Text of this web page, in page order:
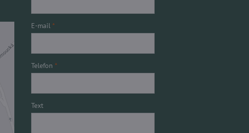
E-mail*
Telefon*
Text